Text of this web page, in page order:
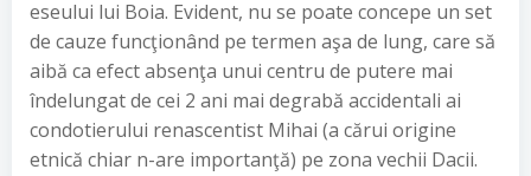
eseului lui Boia. Evident, nu se poate concepe un set
de cauze funcţionând pe termen aşa de lung, care să
aibă ca efect absenţa unui centru de putere mai
îndelungat de cei 2 ani mai degrabă accidentali ai
condotierului renascentist Mihai (a cărui origine
etnică chiar n-are importanţă) pe zona vechii Dacii.